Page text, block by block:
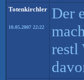
Totenkirchler
10.05.2007 22:22
Der
restl